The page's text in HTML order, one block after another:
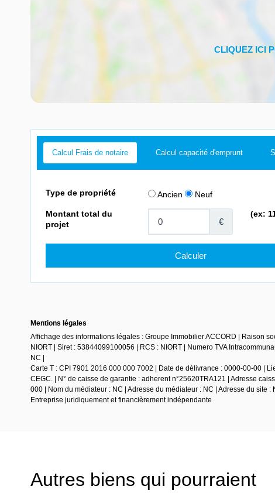
Calcul Frais de notaire Calcul capacité d'emprunt
Mentions légales
Affichage des informations légales : Groupe Immobilier ACCORD | Raison
NIORT | Siret : 53844099100056 | RCS : NIORT | Numero TVA
NC |
Carte T : CPI 7901 2016 000 000 7002 | Date de délivrance : 0000-00-00 |
CEGC. | N° de caisse de garantie : adherent n°25620TRA121 | Adresse
000 | Nom du médiateur : NC | Adresse du médiateur : NC | Adresse du site :
Entreprise juridiquement et financièrement indépendante
Autres biens qui pourraient